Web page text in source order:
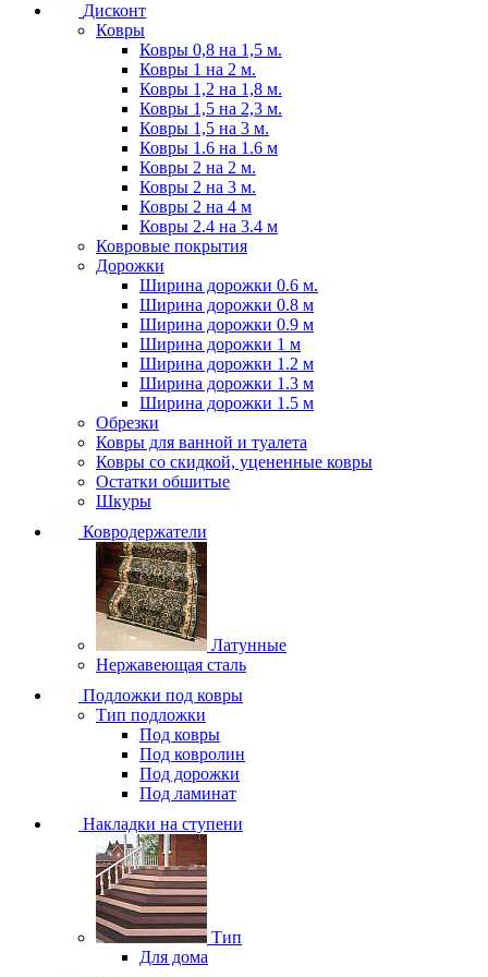
Дисконт
Ковры
Ковры 0,8 на 1,5 м.
Ковры 1 на 2 м.
Ковры 1,2 на 1,8 м.
Ковры 1,5 на 2,3 м.
Ковры 1,5 на 3 м.
Ковры 1.6 на 1.6 м
Ковры 2 на 2 м.
Ковры 2 на 3 м.
Ковры 2 на 4 м
Ковры 2.4 на 3.4 м
Ковровые покрытия
Дорожки
Ширина дорожки 0.6 м.
Ширина дорожки 0.8 м
Ширина дорожки 0.9 м
Ширина дорожки 1 м
Ширина дорожки 1.2 м
Ширина дорожки 1.3 м
Ширина дорожки 1.5 м
Обрезки
Ковры для ванной и туалета
Ковры со скидкой, уцененные ковры
Остатки обшитые
Шкуры
Ковродержатели
Латунные
Нержавеющая сталь
Подложки под ковры
Тип подложки
Под ковры
Под ковролин
Под дорожки
Под ламинат
Накладки на ступени
Тип
Для дома